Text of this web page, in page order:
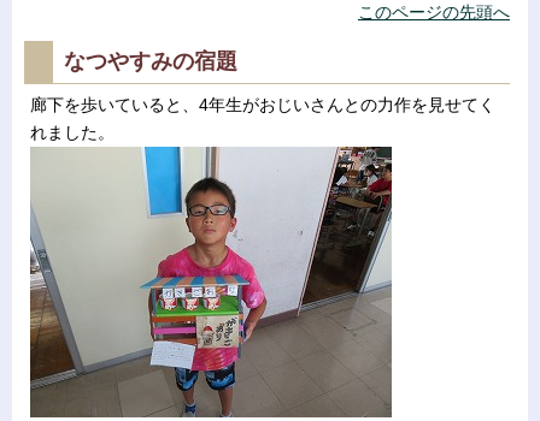
このページの先頭へ
なつやすみの宿題
廊下を歩いていると、4年生がおじいさんとの力作を見せてく
れました。